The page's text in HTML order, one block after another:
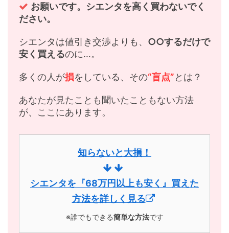
お願いです。シエンタを高く買わないでく
ださい。
シエンタは値引き交渉よりも、 ○○するだけで
安く買えるのに…。
多くの人が損をしている、その“盲点”とは？
あなたが見たことも聞いたこともない方法
が、ここにあります。
知らないと大損！
シエンタを『68万円以上も安く』買えた
方法を詳しく見る
※誰でもできる簡単な方法です